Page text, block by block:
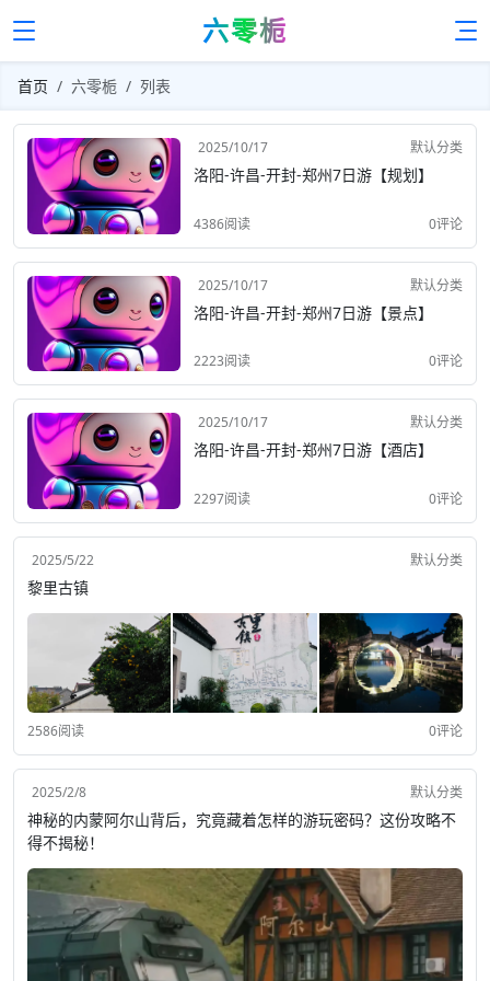
六零栀
首页 六零栀 列表
2025/10/17 默认分类
洛阳-许昌-开封-郑州7日游【规划】
4386阅读 0评论
2025/10/17 默认分类
洛阳-许昌-开封-郑州7日游【景点】
2223阅读 0评论
2025/10/17 默认分类
洛阳-许昌-开封-郑州7日游【酒店】
2297阅读 0评论
2025/5/22 默认分类
黎里古镇
2586阅读 0评论
2025/2/8 默认分类
神秘的内蒙阿尔山背后，究竟藏着怎样的游玩密码？这份攻略不
得不揭秘！